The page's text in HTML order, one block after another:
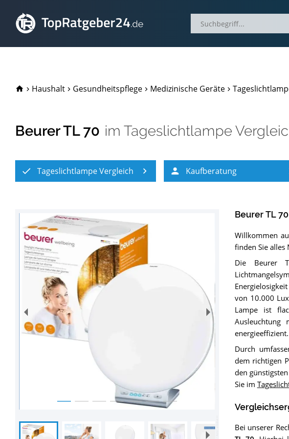
TopRatgeber24.de
Haushalt Gesundheitspflege Medizinische Geräte
Beurer TL 70 im Tageslichtlampe
Tageslichtlampe Vergleich Kaufberatung
Beurer TL 70
Willkommen
finden Sie alles
Die Beurer
von 10.000
Lampe ist
Durch
dem richtigen
den
Sie im
Bei unserer